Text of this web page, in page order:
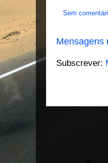
Sem
Mensagens
Subscrever: